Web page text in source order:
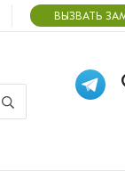
ВЫЗВАТЬ